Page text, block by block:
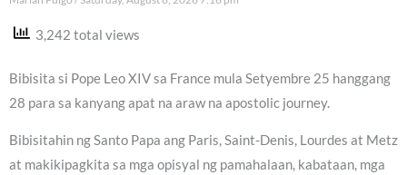
3,242 total views
Bibisita si Pope Leo XIV sa France mula Setyembre 25 hanggang
28 para sa kanyang apat na araw na apostolic journey.
Bibisitahin ng Santo Papa ang Paris, Saint-Denis, Lourdes at Metz
at makikipagkita sa mga opisyal ng pamahalaan, kabataan, mga